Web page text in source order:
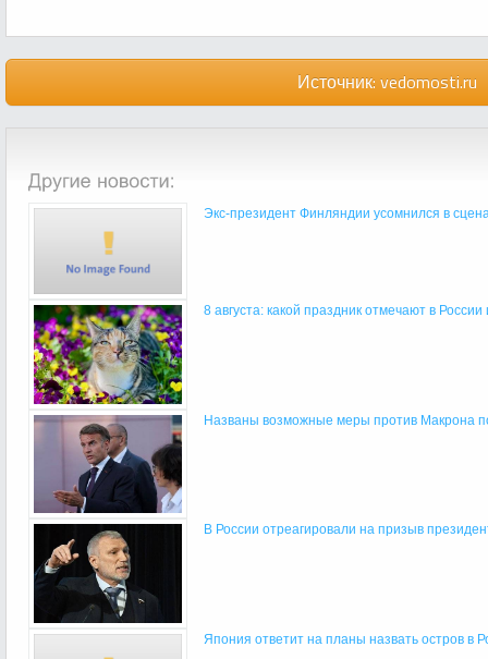
Источник: vedomosti.ru
Экс-президент Финляндии усомнился в
8 августа: какой праздник отмечают в
Названы возможные меры против Макрона
В России отреагировали на призыв
Япония ответит на планы назвать остров в